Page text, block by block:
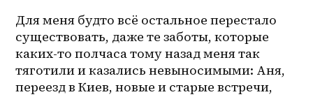
Для меня будто всё остальное перестало
существовать, даже те заботы, которые
каких-то полчаса тому назад меня так
тяготили и казались невыносимыми: Аня,
переезд в Киев, новые и старые встречи,